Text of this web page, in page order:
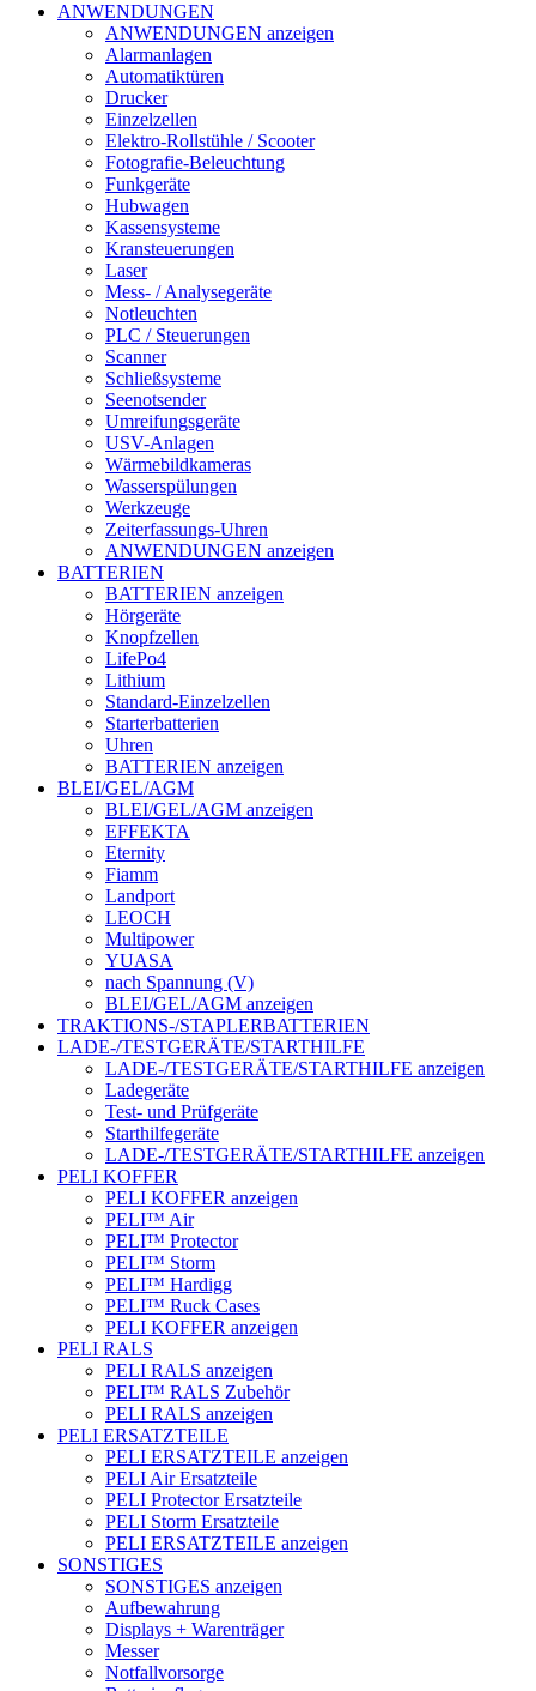
ANWENDUNGEN
ANWENDUNGEN anzeigen
Alarmanlagen
Automatiktüren
Drucker
Einzelzellen
Elektro-Rollstühle / Scooter
Fotografie-Beleuchtung
Funkgeräte
Hubwagen
Kassensysteme
Kransteuerungen
Laser
Mess- / Analysegeräte
Notleuchten
PLC / Steuerungen
Scanner
Schließsysteme
Seenotsender
Umreifungsgeräte
USV-Anlagen
Wärmebildkameras
Wasserspülungen
Werkzeuge
Zeiterfassungs-Uhren
ANWENDUNGEN anzeigen
BATTERIEN
BATTERIEN anzeigen
Hörgeräte
Knopfzellen
LifePo4
Lithium
Standard-Einzelzellen
Starterbatterien
Uhren
BATTERIEN anzeigen
BLEI/GEL/AGM
BLEI/GEL/AGM anzeigen
EFFEKTA
Eternity
Fiamm
Landport
LEOCH
Multipower
YUASA
nach Spannung (V)
BLEI/GEL/AGM anzeigen
TRAKTIONS-/STAPLERBATTERIEN
LADE-/TESTGERÄTE/STARTHILFE
LADE-/TESTGERÄTE/STARTHILFE anzeigen
Ladegeräte
Test- und Prüfgeräte
Starthilfegeräte
LADE-/TESTGERÄTE/STARTHILFE anzeigen
PELI KOFFER
PELI KOFFER anzeigen
PELI™ Air
PELI™ Protector
PELI™ Storm
PELI™ Hardigg
PELI™ Ruck Cases
PELI KOFFER anzeigen
PELI RALS
PELI RALS anzeigen
PELI™ RALS Zubehör
PELI RALS anzeigen
PELI ERSATZTEILE
PELI ERSATZTEILE anzeigen
PELI Air Ersatzteile
PELI Protector Ersatzteile
PELI Storm Ersatzteile
PELI ERSATZTEILE anzeigen
SONSTIGES
SONSTIGES anzeigen
Aufbewahrung
Displays + Warenträger
Messer
Notfallvorsorge